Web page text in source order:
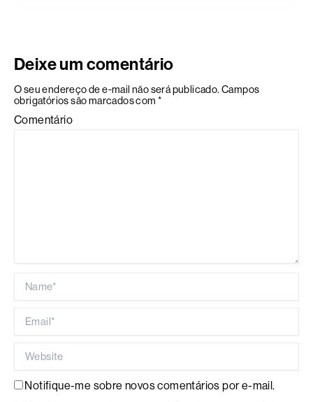
Deixe um comentário
O seu endereço de e-mail não será publicado. Campos
obrigatórios são marcados com *
Comentário
Notifique-me sobre novos comentários por e-mail.